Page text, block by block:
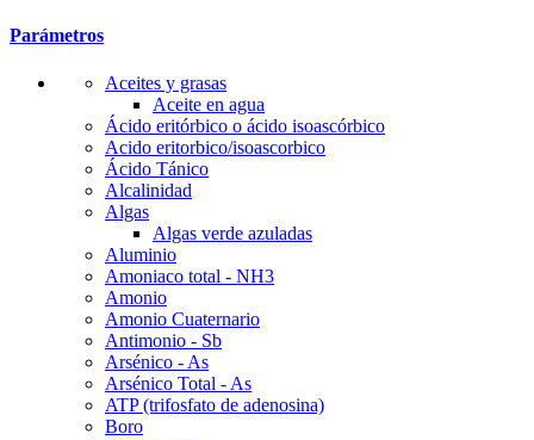
Parámetros
Aceites y grasas
Aceite en agua
Ácido eritórbico o ácido isoascórbico
Acido eritorbico/isoascorbico
Ácido Tánico
Alcalinidad
Algas
Algas verde azuladas
Aluminio
Amoniaco total - NH3
Amonio
Amonio Cuaternario
Antimonio - Sb
Arsénico - As
Arsénico Total - As
ATP (trifosfato de adenosina)
Boro